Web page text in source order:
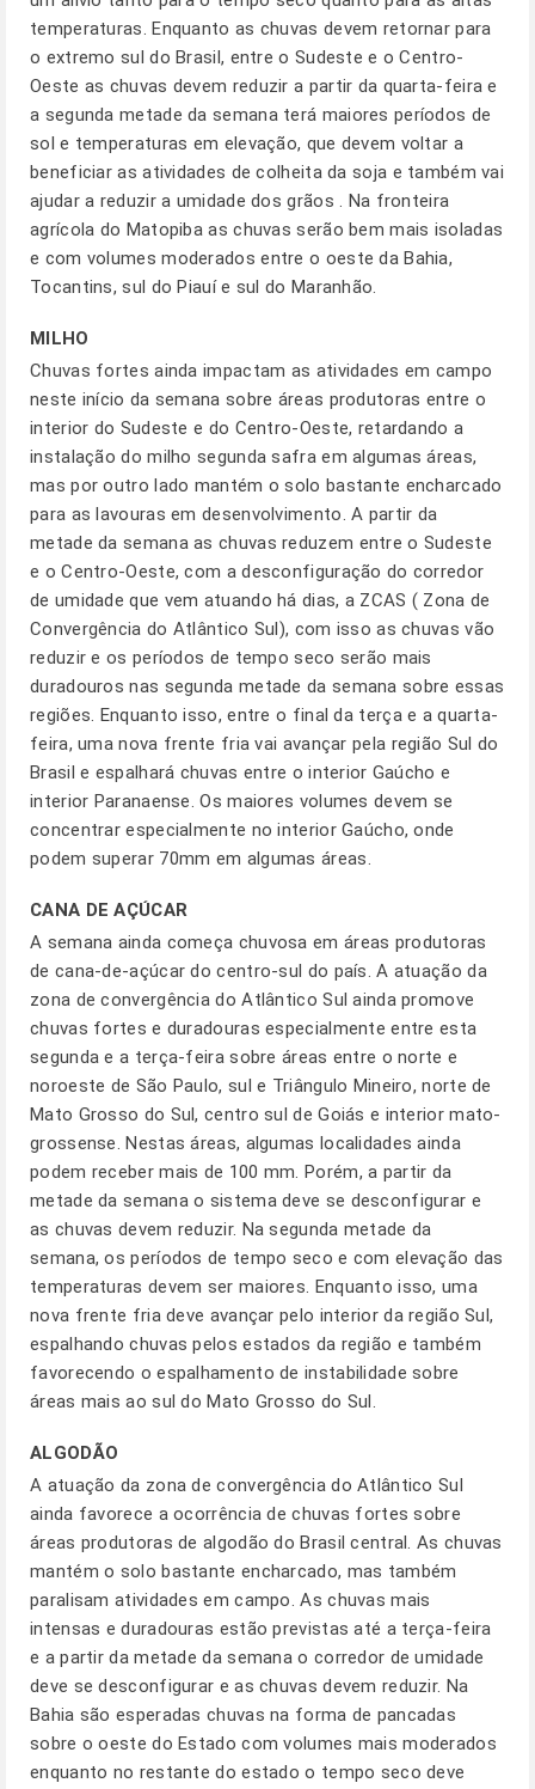
temperaturas. Enquanto as chuvas devem retornar para
o extremo sul do Brasil, entre o Sudeste e o Centro-
Oeste as chuvas devem reduzir a partir da quarta-feira e
a segunda metade da semana terá maiores períodos de
sol e temperaturas em elevação, que devem voltar a
beneficiar as atividades de colheita da soja e também vai
ajudar a reduzir a umidade dos grãos . Na fronteira
agrícola do Matopiba as chuvas serão bem mais isoladas
e com volumes moderados entre o oeste da Bahia,
Tocantins, sul do Piauí e sul do Maranhão.
MILHO
Chuvas fortes ainda impactam as atividades em campo
neste início da semana sobre áreas produtoras entre o
interior do Sudeste e do Centro-Oeste, retardando a
instalação do milho segunda safra em algumas áreas,
mas por outro lado mantém o solo bastante encharcado
para as lavouras em desenvolvimento. A partir da
metade da semana as chuvas reduzem entre o Sudeste
e o Centro-Oeste, com a desconfiguração do corredor
de umidade que vem atuando há dias, a ZCAS ( Zona de
Convergência do Atlântico Sul), com isso as chuvas vão
reduzir e os períodos de tempo seco serão mais
duradouros nas segunda metade da semana sobre essas
regiões. Enquanto isso, entre o final da terça e a quarta-
feira, uma nova frente fria vai avançar pela região Sul do
Brasil e espalhará chuvas entre o interior Gaúcho e
interior Paranaense. Os maiores volumes devem se
concentrar especialmente no interior Gaúcho, onde
podem superar 70mm em algumas áreas.
CANA DE AÇÚCAR
A semana ainda começa chuvosa em áreas produtoras
de cana-de-açúcar do centro-sul do país. A atuação da
zona de convergência do Atlântico Sul ainda promove
chuvas fortes e duradouras especialmente entre esta
segunda e a terça-feira sobre áreas entre o norte e
noroeste de São Paulo, sul e Triângulo Mineiro, norte de
Mato Grosso do Sul, centro sul de Goiás e interior mato-
grossense. Nestas áreas, algumas localidades ainda
podem receber mais de 100 mm. Porém, a partir da
metade da semana o sistema deve se desconfigurar e
as chuvas devem reduzir. Na segunda metade da
semana, os períodos de tempo seco e com elevação das
temperaturas devem ser maiores. Enquanto isso, uma
nova frente fria deve avançar pelo interior da região Sul,
espalhando chuvas pelos estados da região e também
favorecendo o espalhamento de instabilidade sobre
áreas mais ao sul do Mato Grosso do Sul.
ALGODÃO
A atuação da zona de convergência do Atlântico Sul
ainda favorece a ocorrência de chuvas fortes sobre
áreas produtoras de algodão do Brasil central. As chuvas
mantém o solo bastante encharcado, mas também
paralisam atividades em campo. As chuvas mais
intensas e duradouras estão previstas até a terça-feira
e a partir da metade da semana o corredor de umidade
deve se desconfigurar e as chuvas devem reduzir. Na
Bahia são esperadas chuvas na forma de pancadas
sobre o oeste do Estado com volumes mais moderados
enquanto no restante do estado o tempo seco deve